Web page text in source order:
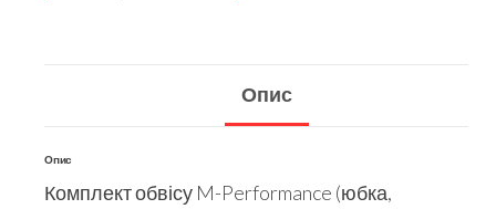
Опис
Опис
Комплект обвісу M-Performance (юбка,